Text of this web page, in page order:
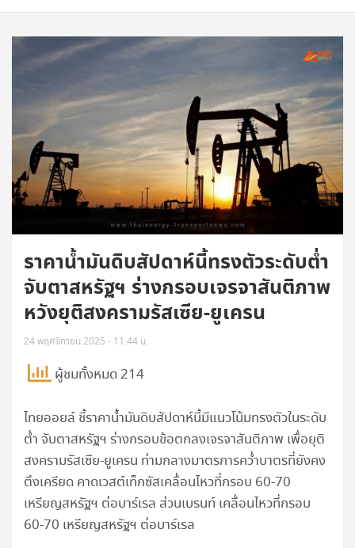
ราคาน้ำมันดิบสัปดาห์นี้ทรงตัวระดับต่ำ
จับตาสหรัฐฯ ร่างกรอบเจรจาสันติภาพ
หวังยุติสงครามรัสเซีย-ยูเครน
24 พฤศจิกายน 2025 - 11:44 น.
ผู้ชมทั้งหมด 214
ไทยออยล์ ชี้ราคาน้ำมันดิบสัปดาห์นี้มีแนวโน้มทรงตัวในระดับ
ต่ำ จับตาสหรัฐฯ ร่างกรอบข้อตกลงเจรจาสันติภาพ เพื่อยุติ
สงครามรัสเซีย-ยูเครน ท่ามกลางมาตรการคว่ำบาตรที่ยังคง
ตึงเครียด คาดเวสต์เท็กซัสเคลื่อนไหวที่กรอบ 60-70
เหรียญสหรัฐฯ ต่อบาร์เรล ส่วนเบรนท์ เคลื่อนไหวที่กรอบ
60-70 เหรียญสหรัฐฯ ต่อบาร์เรล